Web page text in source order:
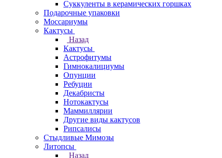
Суккуленты в керамических горшках
Подарочные упаковки
Моссариумы
Кактусы
Назад
Кактусы
Астрофитумы
Гимнокалициумы
Опунции
Ребуции
Декабристы
Нотокактусы
Маммиллярии
Другие виды кактусов
Рипсалисы
Стыдливые Мимозы
Литопсы
Назад